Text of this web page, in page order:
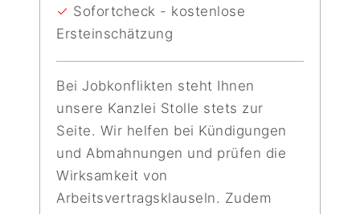
✓ Sofortcheck - kostenlose
Ersteinschätzung
Bei Jobkonflikten steht Ihnen
unsere Kanzlei Stolle stets zur
Seite. Wir helfen bei Kündigungen
und Abmahnungen und prüfen die
Wirksamkeit von
Arbeitsvertragsklauseln. Zudem